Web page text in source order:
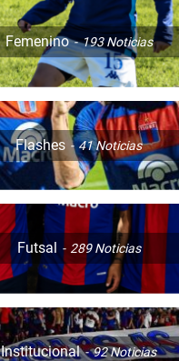
Femenino 193Noticias
Flashes 41Noticias
Futsal 289Noticias
Institucional 92Noticias